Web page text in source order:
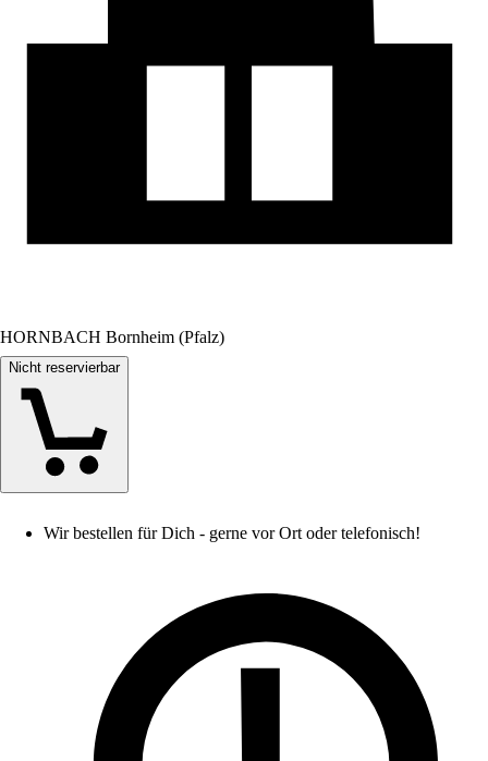
HORNBACH Bornheim (Pfalz)
Nicht reservierbar
Wir bestellen für Dich - gerne vor Ort oder telefonisch!